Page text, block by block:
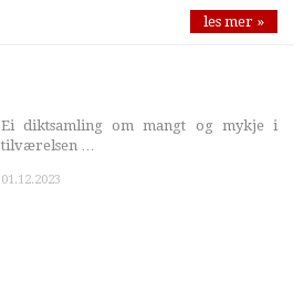
les mer »
Ei diktsamling om mangt og mykje i
tilværelsen …
01.12.2023